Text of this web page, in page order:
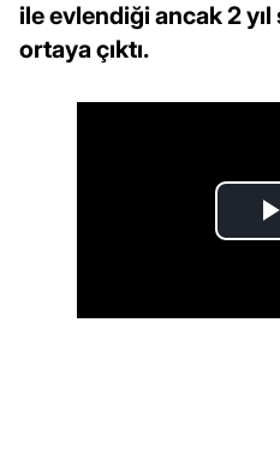
ile evlendiği ancak 2 yıl
ortaya çıktı.